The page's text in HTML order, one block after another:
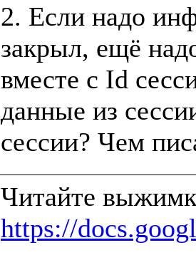
2. Если надо
закрыл, ещё
вместе с Id
данные из
https://